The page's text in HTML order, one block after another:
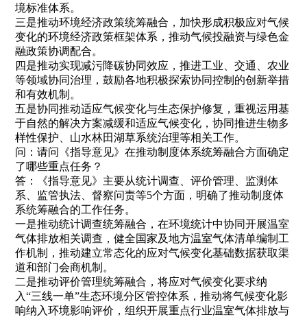
境标准体系。
三是推动环境经济政策统筹融合，加快形成积极应对气候
变化的环境经济政策框架体系，推动气候投融资与绿色金
融政策协调配合。
四是推动实现减污降碳协同效应，推进工业、交通、农业
等领域协同治理，鼓励各地积极探索协同控制的创新举措
和有效机制。
五是协同推动适应气候变化与生态保护修复，重视运用基
于自然的解决方案减缓和适应气候变化，协同推进生物多
样性保护、山水林田湖草系统治理等相关工作。
问：请问《指导意见》在推动制度体系统筹融合方面确定
了哪些重点任务？
答：《指导意见》主要从统计调查、评价管理、监测体
系、监管执法、督察问责等5个方面，明确了推动制度体
系统筹融合的工作任务。
一是推动统计调查统筹融合，在环境统计中协同开展温室
气体排放相关调查，健全国家及地方温室气体清单编制工
作机制，推动建立常态化的应对气候变化基础数据获取渠
道和部门会商机制。
二是推动评价管理统筹融合，将应对气候变化要求纳
入“三线一单”生态环境分区管控体系，推动将气候变化影
响纳入环境影响评价，组织开展重点行业温室气体排放与